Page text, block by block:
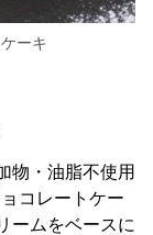
ーキ
物・油脂不使用
コレートケー
ームをベースに